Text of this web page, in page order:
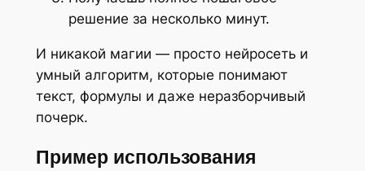
решение за несколько минут.
И никакой магии — просто нейросеть и
умный алгоритм, которые понимают
текст, формулы и даже неразборчивый
почерк.
Пример использования